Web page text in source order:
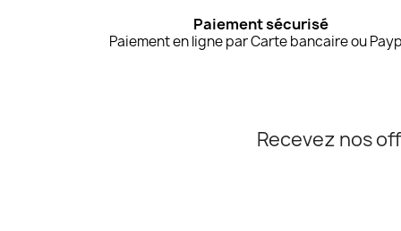
Paiement sécurisé
Paiement en ligne par Carte bancaire ou
Recevez nos